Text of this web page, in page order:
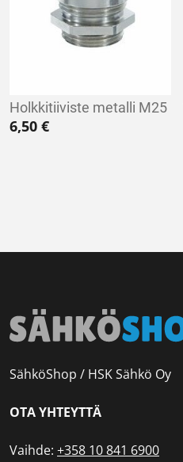
Holkkitiiviste metalli M25
6,50 €
SähköShop / HSK Sähkö Oy
OTA YHTEYTTÄ
Vaihde: +358 10 841 6900